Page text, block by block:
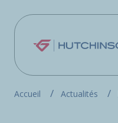
Aller au contenu principal
Accueil Actualités